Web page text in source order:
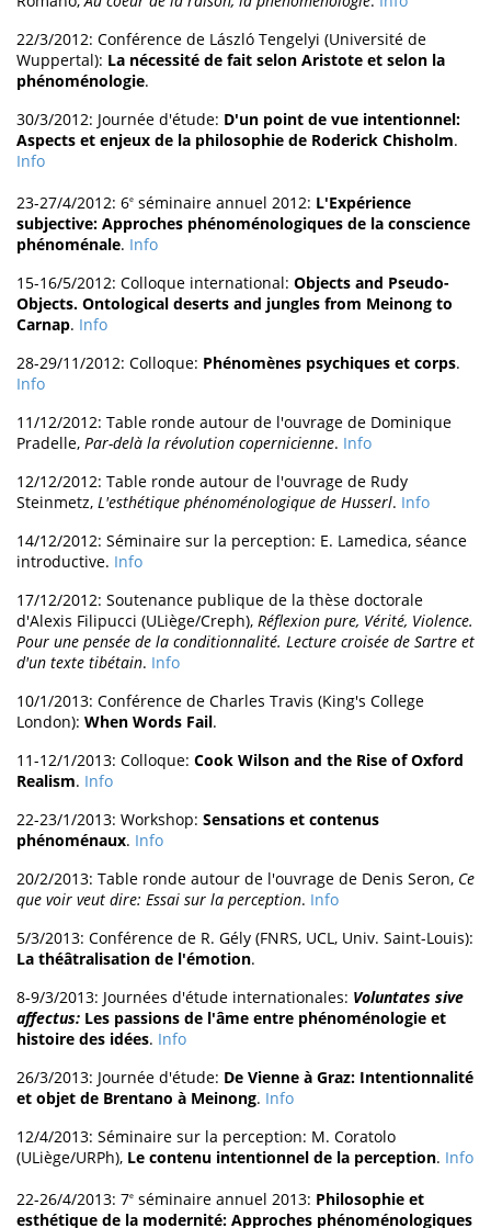
22/3/2012: Conférence de László Tengelyi (Université de
Wuppertal): La nécessité de fait selon Aristote et selon la
phénoménologie.
30/3/2012: Journée d'étude: D'un point de vue intentionnel:
Aspects et enjeux de la philosophie de Roderick Chisholm.
Info
23-27/4/2012: 6e séminaire annuel 2012: L'Expérience
subjective: Approches phénoménologiques de la conscience
phénoménale. Info
15-16/5/2012: Colloque international: Objects and Pseudo-
Objects. Ontological deserts and jungles from Meinong to
Carnap. Info
28-29/11/2012: Colloque: Phénomènes psychiques et corps.
Info
11/12/2012: Table ronde autour de l'ouvrage de Dominique
Pradelle, Par-delà la révolution copernicienne. Info
12/12/2012: Table ronde autour de l'ouvrage de Rudy
Steinmetz, L'esthétique phénoménologique de Husserl. Info
14/12/2012: Séminaire sur la perception: E. Lamedica, séance
introductive. Info
17/12/2012: Soutenance publique de la thèse doctorale
d'Alexis Filipucci (ULiège/Creph), Réflexion pure, Vérité, Violence.
Pour une pensée de la conditionnalité. Lecture croisée de Sartre et
d'un texte tibétain. Info
10/1/2013: Conférence de Charles Travis (King's College
London): When Words Fail.
11-12/1/2013: Colloque: Cook Wilson and the Rise of Oxford
Realism. Info
22-23/1/2013: Workshop: Sensations et contenus
phénoménaux. Info
20/2/2013: Table ronde autour de l'ouvrage de Denis Seron, Ce
que voir veut dire: Essai sur la perception. Info
5/3/2013: Conférence de R. Gély (FNRS, UCL, Univ. Saint-Louis):
La théâtralisation de l'émotion.
8-9/3/2013: Journées d'étude internationales: Voluntates sive
affectus: Les passions de l'âme entre phénoménologie et
histoire des idées. Info
26/3/2013: Journée d'étude: De Vienne à Graz: Intentionnalité
et objet de Brentano à Meinong. Info
12/4/2013: Séminaire sur la perception: M. Coratolo
(ULiège/URPh), Le contenu intentionnel de la perception. Info
22-26/4/2013: 7e séminaire annuel 2013: Philosophie et
esthétique de la modernité: Approches phénoménologiques